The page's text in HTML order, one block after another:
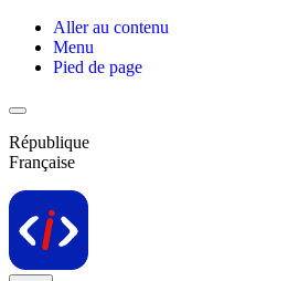
Aller au contenu
Menu
Pied de page
République
Française